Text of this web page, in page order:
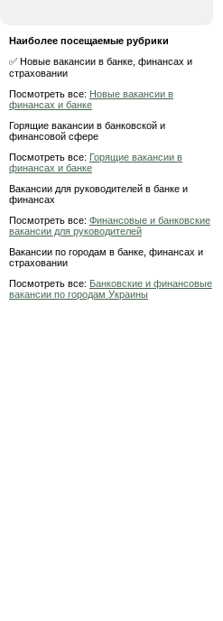
Наиболее посещаемые рубрики
✅ Новые вакансии в банке, финансах и
страховании
Посмотреть все: Новые вакансии в
финансах и банке
Горящие вакансии в банковской и
финансовой сфере
Посмотреть все: Горящие вакансии в
финансах и банке
Вакансии для руководителей в банке и
финансах
Посмотреть все: Финансовые и банковские
вакансии для руководителей
Вакансии по городам в банке, финансах и
страховании
Посмотреть все: Банковские и финансовые
вакансии по городам Украины